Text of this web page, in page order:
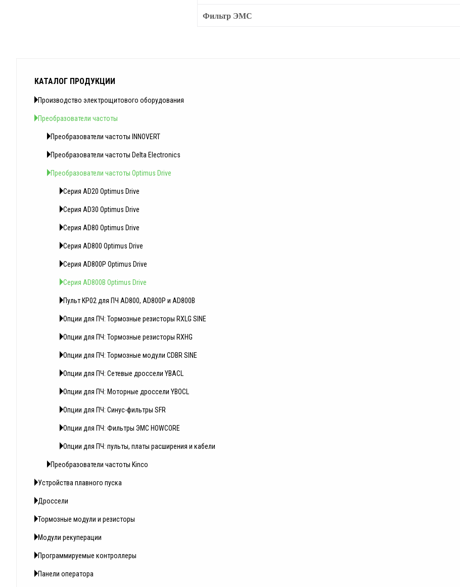
Фильтр ЭМС
КАТАЛОГ ПРОДУКЦИИ
Производство электрощитового оборудования
Преобразователи частоты
Преобразователи частоты INNOVERT
Преобразователи частоты Delta Electronics
Преобразователи частоты Optimus Drive
Серия AD20 Optimus Drive
Серия AD30 Optimus Drive
Серия AD80 Optimus Drive
Серия AD800 Optimus Drive
Серия AD800P Optimus Drive
Серия AD800B Optimus Drive
Пульт KP02 для ПЧ AD800, AD800P и AD800B
Опции для ПЧ: Тормозные резисторы RXLG SINE
Опции для ПЧ: Тормозные резисторы RXHG
Опции для ПЧ: Тормозные модули CDBR SINE
Опции для ПЧ: Сетевые дроссели YBACL
Опции для ПЧ: Моторные дроссели YBOCL
Опции для ПЧ: Синус-фильтры SFR
Опции для ПЧ: Фильтры ЭМС HOWCORE
Опции для ПЧ: пульты, платы расширения и кабели
Преобразователи частоты Kinco
Устройства плавного пуска
Дроссели
Тормозные модули и резисторы
Модули рекуперации
Программируемые контроллеры
Панели оператора